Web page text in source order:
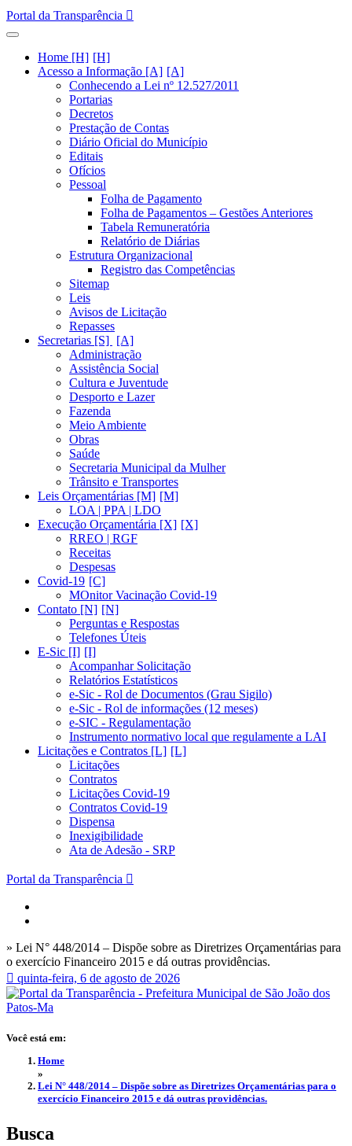
Portal da Transparência
Home [H]
Acesso a Informação [A]
Conhecendo a Lei nº 12.527/2011
Portarias
Decretos
Prestação de Contas
Diário Oficial do Município
Editais
Ofícios
Pessoal
Folha de Pagamento
Folha de Pagamentos – Gestões Anteriores
Tabela Remuneratória
Relatório de Diárias
Estrutura Organizacional
Registro das Competências
Sitemap
Leis
Avisos de Licitação
Repasses
Secretarias [S]
Administração
Assistência Social
Cultura e Juventude
Desporto e Lazer
Fazenda
Meio Ambiente
Obras
Saúde
Secretaria Municipal da Mulher
Trânsito e Transportes
Leis Orçamentárias [M]
LOA | PPA | LDO
Execução Orçamentária [X]
RREO | RGF
Receitas
Despesas
Covid-19
MOnitor Vacinação Covid-19
Contato [N]
Perguntas e Respostas
Telefones Úteis
E-Sic [I]
Acompanhar Solicitação
Relatórios Estatísticos
e-Sic - Rol de Documentos (Grau Sigilo)
e-Sic - Rol de informações (12 meses)
e-SIC - Regulamentação
Instrumento normativo local que regulamente a LAI
Licitações e Contratos [L]
Licitações
Contratos
Licitações Covid-19
Contratos Covid-19
Dispensa
Inexigibilidade
Ata de Adesão - SRP
Portal da Transparência
» Lei N° 448/2014 – Dispõe sobre as Diretrizes Orçamentárias para
o exercício Financeiro 2015 e dá outras providências.
quinta-feira, 6 de agosto de 2026
Você está em:
Home
»
Lei N° 448/2014 – Dispõe sobre as Diretrizes Orçamentárias para o
exercício Financeiro 2015 e dá outras providências.
Busca